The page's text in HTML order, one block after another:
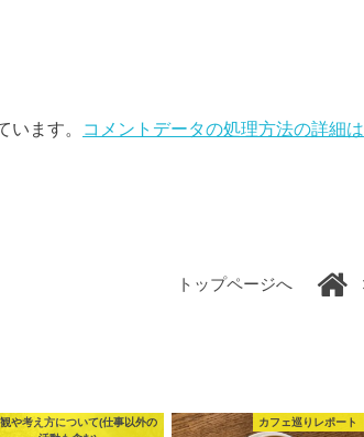
ます。
コメントデータの処理方法の詳細は
トップページへ
や考え方について(仕事以外の
カフェ巡りレポート